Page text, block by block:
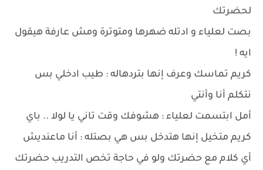
لحضرتك
بصت لعلياء و ادتله ضهرها ومتوترة ومش عارفة هيقول
ايه !
كريم تماسك وعرف إنها بتردهاله : طيب ادخلي بس
نتكلم أنا وأنتي
أمل ابتسمت لعلياء : هشوفك وقت تاني يا لولا .. باي
كريم متخيل إنها هتدخل بس هي بصتله : أنا ماعنديش
أي كلام مع حضرتك ولو في حاجة تخص التدريب حضرتك